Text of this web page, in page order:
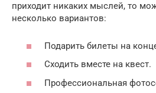
приходит никаких мыслей, то
несколько вариантов:
Подарить билеты на
Сходить вместе на квест.
Профессиональная